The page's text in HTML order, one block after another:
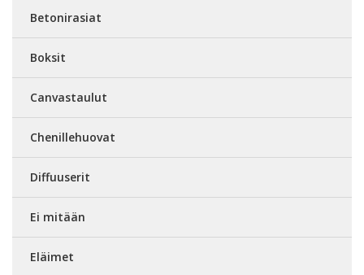
Betonirasiat
Boksit
Canvastaulut
Chenillehuovat
Diffuuserit
Ei mitään
Eläimet